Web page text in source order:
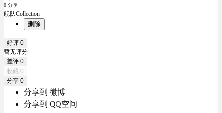
0 分享
舰队Collection
删除
好评 0
暂无评分
差评 0
收藏 0
分享 0
分享到 微博
分享到 QQ空间